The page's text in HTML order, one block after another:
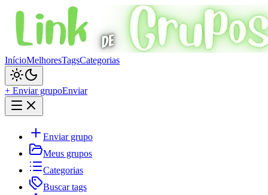
InícioMelhoresTagsCategorias
+ Enviar grupoEnviar
Enviar grupo
Meus grupos
Categorias
Buscar tags